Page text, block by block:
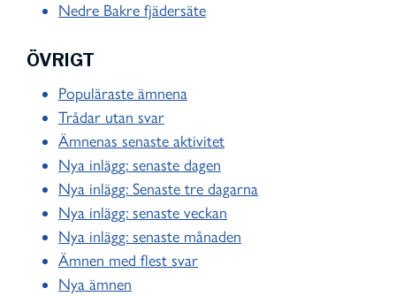
Nedre Bakre fjädersäte
ÖVRIGT
Populäraste ämnena
Trådar utan svar
Ämnenas senaste aktivitet
Nya inlägg: senaste dagen
Nya inlägg: Senaste tre dagarna
Nya inlägg: senaste veckan
Nya inlägg: senaste månaden
Ämnen med flest svar
Nya ämnen